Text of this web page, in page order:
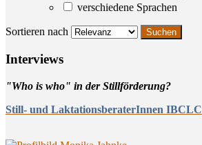
verschiedene Sprachen
Sortieren nach
Inter­views
"Who is who" in der Stillförderung?
Still- und LaktationsberaterInnen IBCLC